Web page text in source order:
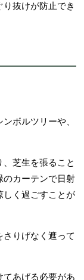
抜けが防止でき
ボルツリーや、
芝生を張ること
のカーテンで日射
しく過ごすことが
りげなく遮って
あげる必要があ